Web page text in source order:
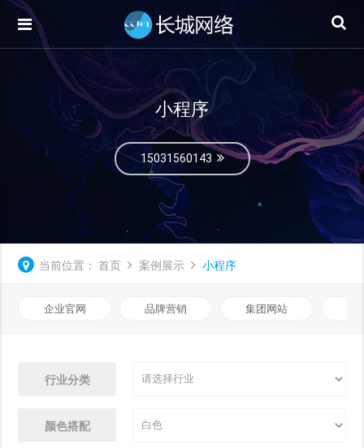
小程序
15031560143
当前位置： 首页 案例展示 小程序
企业官网 品牌营销 集团网站
行业分类
颜色搭配